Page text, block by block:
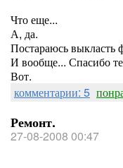
Что еще...
А, да.
Постараюсь выкласть
И вообще... Спасибо
Вот.
комментарии: 5
Ремонт.
27-08-2008 00:47